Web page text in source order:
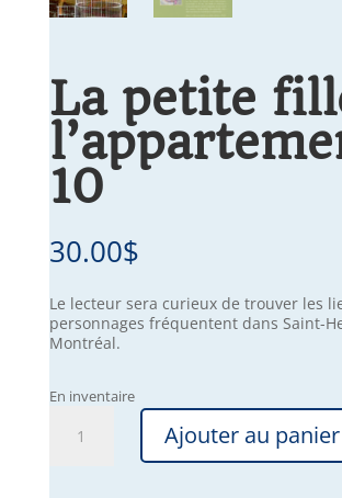
La petite
10
30.00$
Le lecteur sera curieux de trouver les
personnages fréquentent dans Saint-
Montréal.
En inventaire
Ajouter au panier